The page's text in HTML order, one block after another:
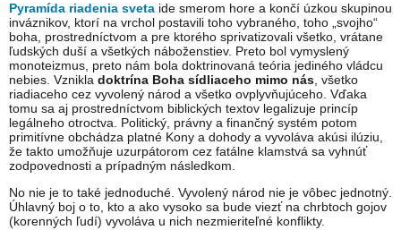
Pyramída riadenia sveta ide smerom hore a končí úzkou skupinou
inváznikov, ktorí na vrchol postavili toho vybraného, toho „svojho“
boha, prostredníctvom a pre ktorého sprivatizovali všetko, vrátane
ľudských duší a všetkých náboženstiev. Preto bol vymyslený
monoteizmus, preto nám bola doktrinovaná teória jediného vládcu
nebies. Vznikla doktrína Boha sídliaceho mimo nás, všetko
riadiaceho cez vyvolený národ a všetko ovplyvňujúceho. Vďaka
tomu sa aj prostredníctvom biblických textov legalizuje princíp
legálneho otroctva. Politický, právny a finančný systém potom
primitívne obchádza platné Kony a dohody a vyvoláva akúsi ilúziu,
že takto umožňuje uzurpátorom cez fatálne klamstvá sa vyhnúť
zodpovednosti a prípadným následkom.
No nie je to také jednoduché. Vyvolený národ nie je vôbec jednotný.
Úhlavný boj o to, kto a ako vysoko sa bude viezť na chrbtoch gojov
(korenných ľudí) vyvoláva u nich nezmieriteľné konflikty.